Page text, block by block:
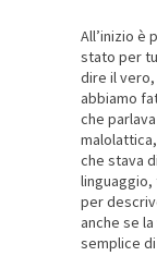
All’inizio è
stato per
dire il vero,
abbiamo
che
che stava
per
anche se
semplice